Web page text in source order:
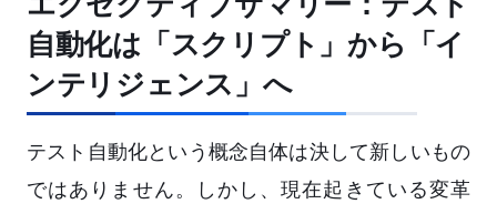
自動化は「スクリプト」から「イ
ンテリジェンス」へ
テスト自動化という概念自体は決して新しいもの
ではありません。しかし、現在起きている変革